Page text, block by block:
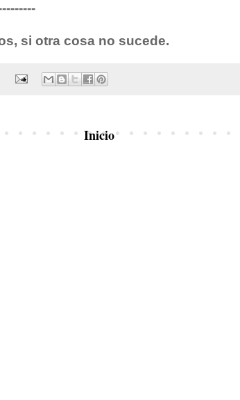
si otra cosa no sucede.
Inicio